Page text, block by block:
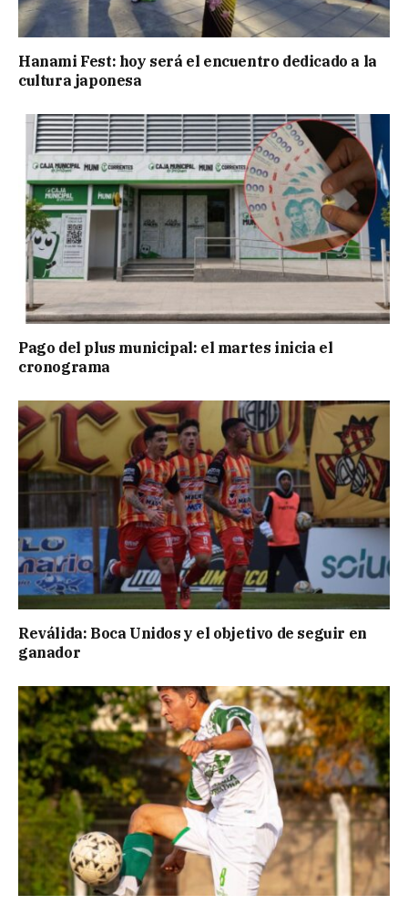
Hanami Fest: hoy será el encuentro dedicado a la
cultura japonesa
Pago del plus municipal: el martes inicia el
cronograma
Reválida: Boca Unidos y el objetivo de seguir en
ganador